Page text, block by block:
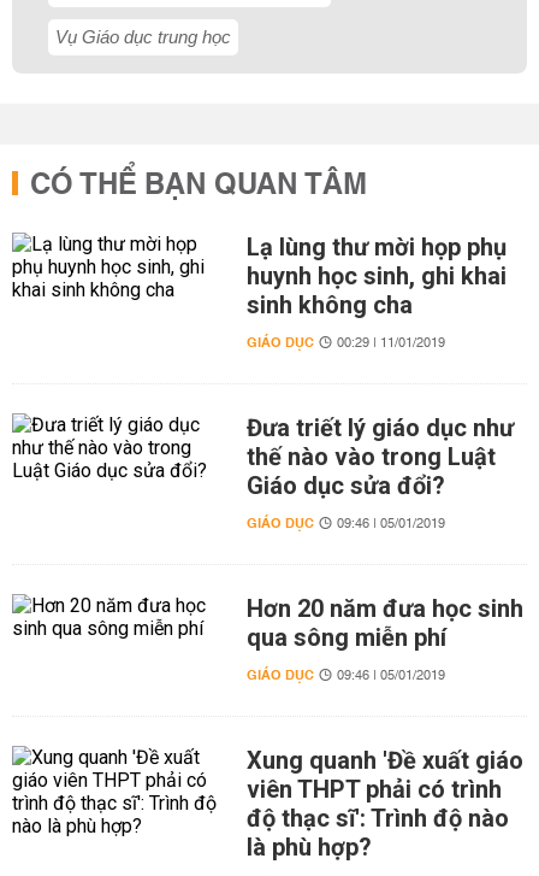
Vụ Giáo dục trung học
CÓ THỂ BẠN QUAN TÂM
Lạ lùng thư mời họp phụ
huynh học sinh, ghi khai
sinh không cha
GIÁO DỤC 00:29 | 11/01/2019
Đưa triết lý giáo dục như
thế nào vào trong Luật
Giáo dục sửa đổi?
GIÁO DỤC 09:46 | 05/01/2019
Hơn 20 năm đưa học sinh
qua sông miễn phí
GIÁO DỤC 09:46 | 05/01/2019
Xung quanh 'Đề xuất giáo
viên THPT phải có trình
độ thạc sĩ': Trình độ nào
là phù hợp?